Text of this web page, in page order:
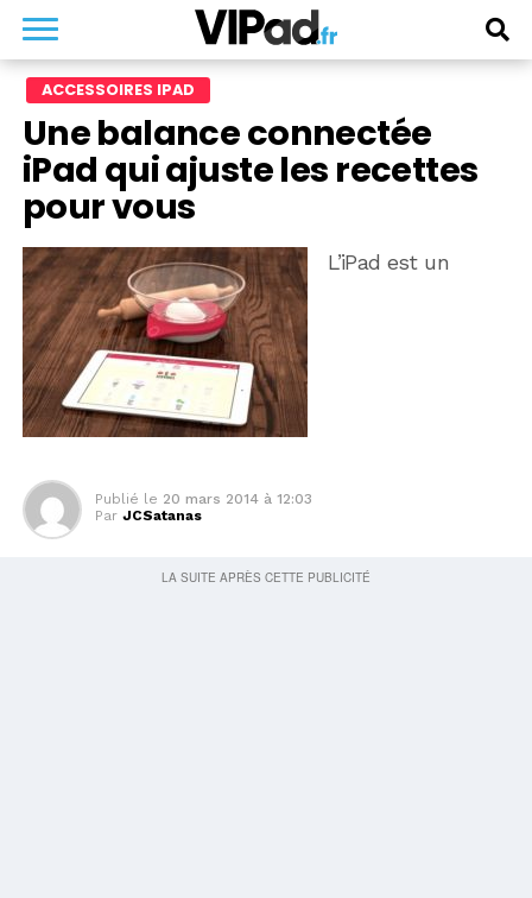
ACCESSOIRES IPAD
Une balance connectée
iPad qui ajuste les recettes
pour vous
L’iPad est un
Publié le 20 mars 2014 à 12:03
Par JCSatanas